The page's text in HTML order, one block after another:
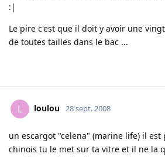
:|
Le pire c'est que il doit y avoir une
de toutes tailles dans le bac ...
L loulou 28 sept. 2008
un escargot "celena" (marine life) il est
chinois tu le met sur ta vitre et il ne la